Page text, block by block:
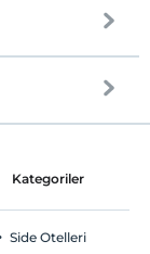
Kategoriler
Side Otelleri